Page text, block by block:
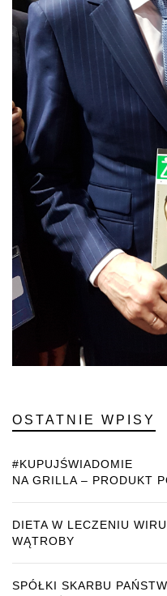
OSTATNIE WPISY
#KUPUJŚWIADOMIE
NA GRILLA – PRODUKT
DIETA W LECZENIU
WĄTROBY
SPÓŁKI SKARBU